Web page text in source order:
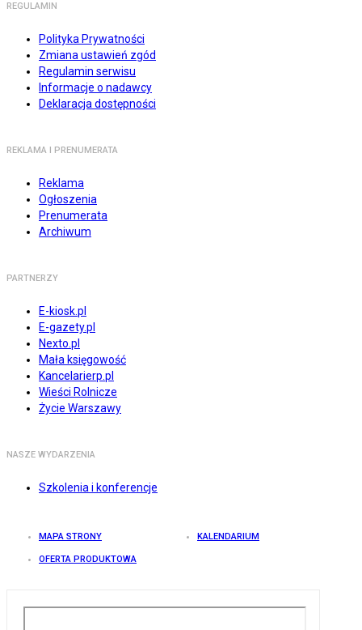
REGULAMIN
Polityka Prywatności
Zmiana ustawień zgód
Regulamin serwisu
Informacje o nadawcy
Deklaracja dostępności
REKLAMA I PRENUMERATA
Reklama
Ogłoszenia
Prenumerata
Archiwum
PARTNERZY
E-kiosk.pl
E-gazety.pl
Nexto.pl
Mała księgowość
Kancelarierp.pl
Wieści Rolnicze
Życie Warszawy
NASZE WYDARZENIA
Szkolenia i konferencje
MAPA STRONY KALENDARIUM
OFERTA PRODUKTOWA